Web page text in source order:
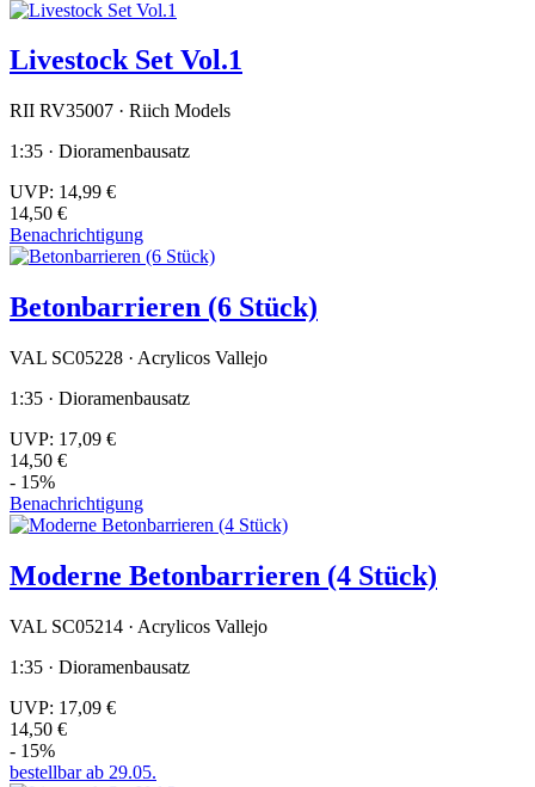
Livestock Set Vol.1
RII RV35007 · Riich Models
1:35 · Dioramenbausatz
UVP: 14,99 €
14,50 €
Benachrichtigung
Betonbarrieren (6 Stück)
VAL SC05228 · Acrylicos Vallejo
1:35 · Dioramenbausatz
UVP: 17,09 €
14,50 €
- 15%
Benachrichtigung
Moderne Betonbarrieren (4 Stück)
VAL SC05214 · Acrylicos Vallejo
1:35 · Dioramenbausatz
UVP: 17,09 €
14,50 €
- 15%
bestellbar ab 29.05.